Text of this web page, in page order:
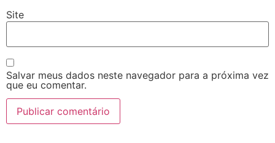
Site
Salvar meus dados neste navegador para a próxima vez
que eu comentar.